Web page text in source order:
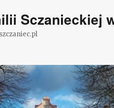
Sczanieckiej